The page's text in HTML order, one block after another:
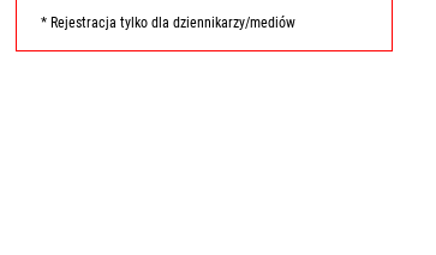
* Rejestracja tylko dla dziennikarzy/mediów